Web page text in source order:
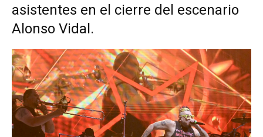
asistentes en el cierre del escenario
Alonso Vidal.